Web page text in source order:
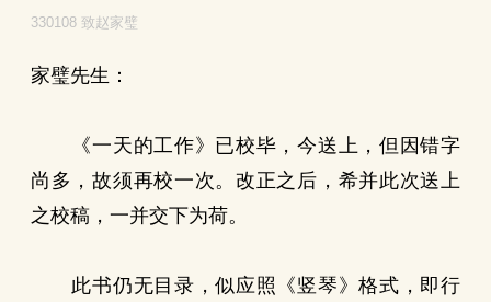
330108 致赵家璧
家璧先生：
《一天的工作》已校毕，今送上，但因错字
尚多，故须再校一次。改正之后，希并此次送上
之校稿，一并交下为荷。
此书仍无目录，似应照《竖琴》格式，即行